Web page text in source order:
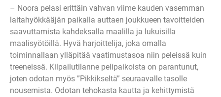
– Noora pelasi erittäin vahvan viime kauden vasemman
laitahyökkääjän paikalla auttaen joukkueen tavoitteiden
saavuttamista kahdeksalla maalilla ja lukuisilla
maalisyötöillä. Hyvä harjoittelija, joka omalla
toiminnallaan ylläpitää vaatimustasoa niin peleissä kuin
treeneissä. Kilpailutilanne pelipaikoista on parantunut,
joten odotan myös ”Pikkikseltä” seuraavalle tasolle
nousemista. Odotan tehokasta kautta ja kehittymistä